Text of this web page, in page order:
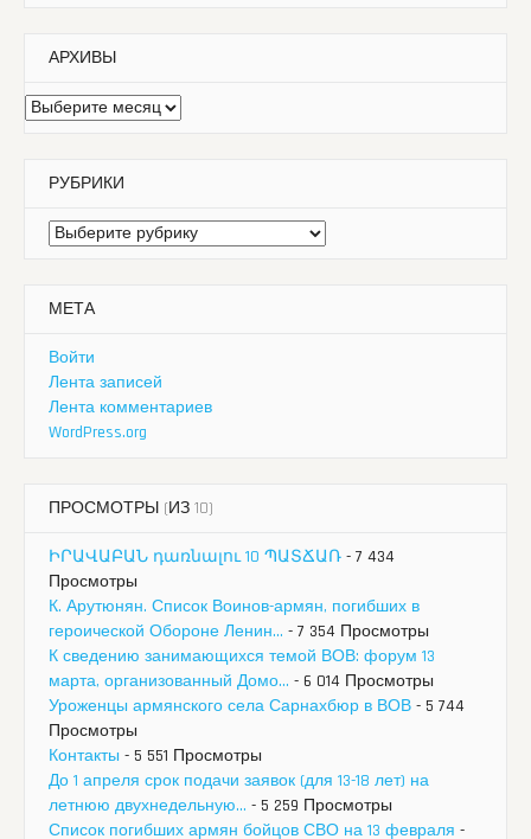
АРХИВЫ
Архивы
РУБРИКИ
Рубрики
МЕТА
Войти
Лента записей
Лента комментариев
WordPress.org
ПРОСМОТРЫ (ИЗ 10)
ԻՐԱՎԱԲԱՆ դառնալու 10 ՊԱՏՃԱՌ - 7 434
Просмотры
К. Арутюнян. Список Воинов-армян, погибших в
героической Обороне Ленин... - 7 354 Просмотры
К сведению занимающихся темой ВОВ: форум 13
марта, организованный Домо... - 6 014 Просмотры
Уроженцы армянского села Сарнахбюр в ВОВ - 5 744
Просмотры
Контакты - 5 551 Просмотры
До 1 апреля срок подачи заявок (для 13-18 лет) на
летнюю двухнедельную... - 5 259 Просмотры
Список погибших армян бойцов СВО на 13 февраля -